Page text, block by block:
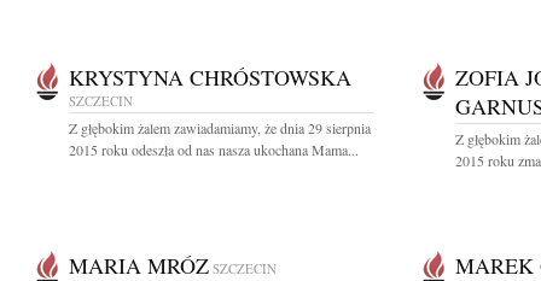
KRYSTYNA CHRÓSTOWSKA
SZCZECIN
Z głębokim żalem zawiadamiamy, że dnia 29 sierpnia
2015 roku odeszła od nas nasza ukochana Mama...
ZOFIA
Z głębokim
2015 roku
MARIA MRÓZ SZCZECIN MAREK